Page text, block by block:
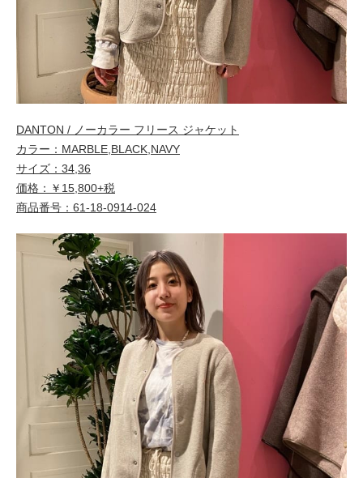
DANTON / ノーカラー フリース ジャケット
カラー：MARBLE,BLACK,NAVY
サイズ：34,36
価格：￥15,800+税
商品番号：61-18-0914-024